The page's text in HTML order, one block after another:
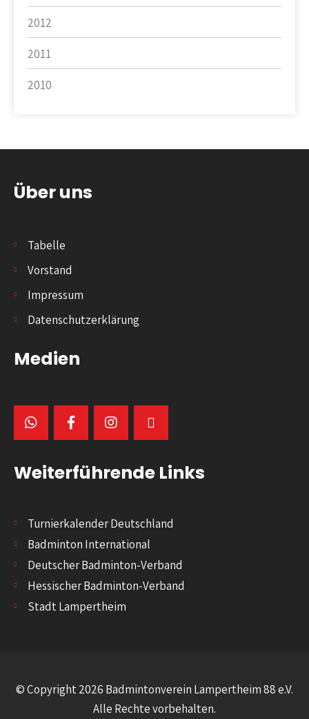
2012
2011
2010
Über uns
Tabelle
Vorstand
Impressum
Datenschutzerklärung
Medien
Weiterführende Links
Turnierkalender Deutschland
Badminton International
Deutscher Badminton-Verband
Hessischer Badminton-Verband
Stadt Lampertheim
© Copyright 2026 Badmintonverein Lampertheim 88 e.V.
Alle Rechte vorbehalten.